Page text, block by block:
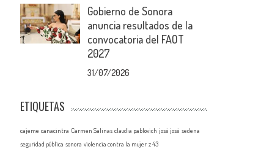
Gobierno de Sonora
anuncia resultados de la
convocatoria del FAOT
2027
31/07/2026
ETIQUETAS
cajeme canacintra Carmen Salinas claudia pablovich josé josé sedena
seguridad pública sonora violencia contra la mujer z 43